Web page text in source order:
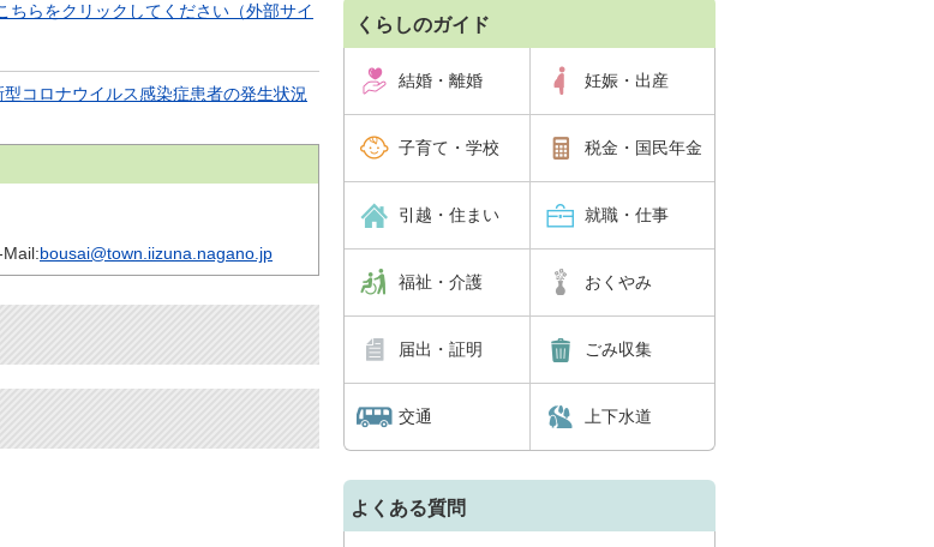
らをクリックしてください（外部サイ
型コロナウイルス感染症患者の発生状況
Mail:bousai@town.iizuna.nagano.jp
くらしのガイド
結婚・離婚 妊娠・出産
子育て・学校 税金・国民年金
引越・住まい 就職・仕事
福祉・介護 おくやみ
届出・証明 ごみ収集
交通 上下水道
よくある質問